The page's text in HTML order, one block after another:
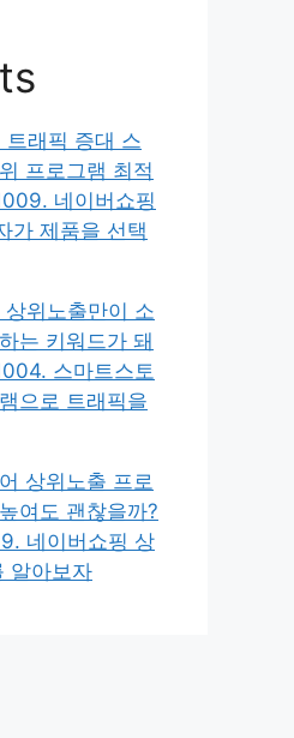
래픽 증대 스
프로그램 최적
네이버쇼핑
가 제품을 선택
위노출만이 소
는 키워드가 돼
스마트스토
으로 트래픽을
상위노출 프로
여도 괜찮을까?
네이버쇼핑 상
알아보자